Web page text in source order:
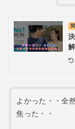
よかった・・全
焦った・・